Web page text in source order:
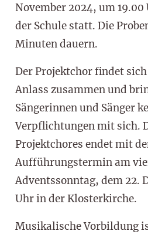
November 2024, um
der Schule statt. Die
Minuten dauern.
Der Projektchor findet
Anlass zusammen und
Sängerinnen und Sänger
Verpflichtungen mit sich.
Projektchores endet mit
Aufführungstermin am
Adventssonntag, dem 22.
Uhr in der Klosterkirche.
Musikalische Vorbildung